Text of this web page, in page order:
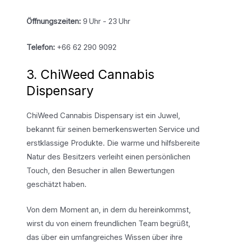
Öffnungszeiten:9 Uhr - 23 Uhr
Telefon:+66 62 290 9092
3. ChiWeed Cannabis
Dispensary
ChiWeed Cannabis Dispensary ist ein Juwel,
bekannt für seinen bemerkenswerten Service und
erstklassige Produkte. Die warme und hilfsbereite
Natur des Besitzers verleiht einen persönlichen
Touch, den Besucher in allen Bewertungen
geschätzt haben.
Von dem Moment an, in dem du hereinkommst,
wirst du von einem freundlichen Team begrüßt,
das über ein umfangreiches Wissen über ihre